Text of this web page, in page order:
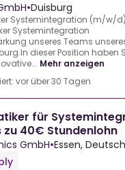
•Duisburg
Systemintegration (m/w/d)
Systemintegration
unseres Teams
dieser Position haben
Mehr anzeigen
vor über 30 Tagen
für
40€ Stundenlohn
GmbH•Essen,